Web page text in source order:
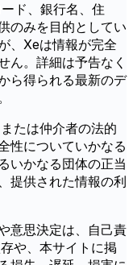
ド、銀行名、住
のみを目的としてい
、Xeは情報が完全
ん。詳細は予告なく
ら得られる最新のデ
たは仲介者の法的
性についていかなる
いかなる団体の正当
提供された情報の利
意思決定は、自己責
や、本サイトに掲